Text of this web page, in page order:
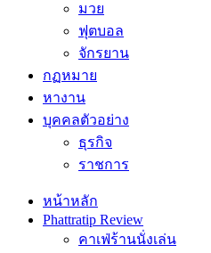
มวย
ฟุตบอล
จักรยาน
กฏหมาย
หางาน
บุคคลตัวอย่าง
ธุรกิจ
ราชการ
หน้าหลัก
Phattratip Review
คาเฟ่ร้านนั่งเล่น